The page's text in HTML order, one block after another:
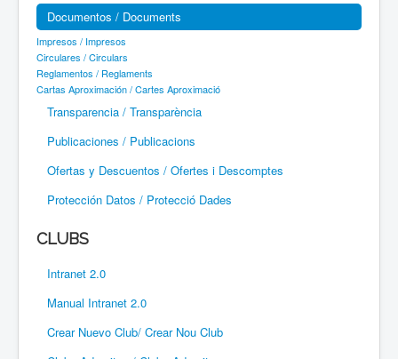
Documentos / Documents
Impresos / Impresos
Circulares / Circulars
Reglamentos / Reglaments
Cartas Aproximación / Cartes Aproximació
Transparencia / Transparència
Publicaciones / Publicacions
Ofertas y Descuentos / Ofertes i Descomptes
Protección Datos / Protecció Dades
CLUBS
Intranet 2.0
Manual Intranet 2.0
Crear Nuevo Club/ Crear Nou Club